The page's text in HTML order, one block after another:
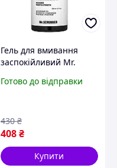
Гель для вмивання
заспокійливий Mr.
ніацинамідом 200 ml
Готово до відправки
408₴
430 ₴
Купити